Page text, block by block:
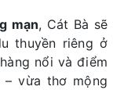
mạn, Cát Bà sẽ
thuyền riêng ở
nổi và điểm
– vừa thơ mộng